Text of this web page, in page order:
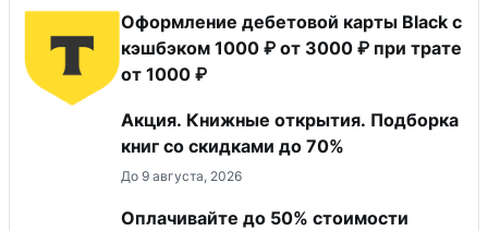
Оформление дебетовой карты Black с
кэшбэком 1000 ₽ от 3000 ₽ при трате
от 1000 ₽
Акция. Книжные открытия. Подборка
книг со скидками до 70%
До 9 августа, 2026
Оплачивайте до 50% стоимости